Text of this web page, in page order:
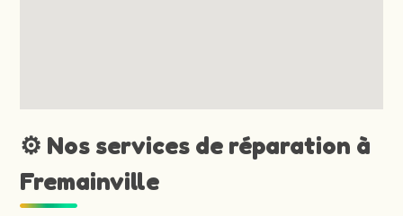
⚙️ Nos services de réparation à
Fremainville